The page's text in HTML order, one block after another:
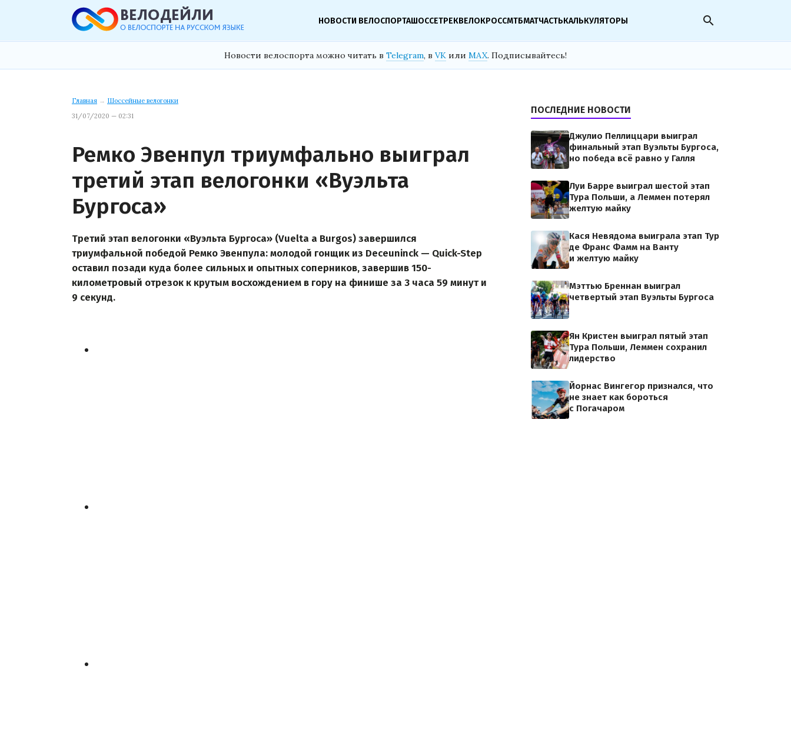
НОВОСТИ ВЕЛОСПОРТАШОССЕТРЕКВЕЛОКРОССМТБМАТЧАСТЬКАЛЬКУЛЯТОРЫ search
Новости велоспорта можно читать в Telegram, в VK или MAX. Подписывайтесь!
Главная → Шоссейные велогонки
31/07/2020 — 02:31
Ремко Эвенпул триумфально выиграл
третий этап велогонки «Вуэльта
Бургоса»
Третий этап велогонки «Вуэльта Бургоса» (Vuelta a Burgos) завершился
триумфальной победой Ремко Эвенпула: молодой гонщик из Deceuninck — Quick-Step
оставил позади куда более сильных и опытных соперников, завершив 150-
километровый отрезок к крутым восхождением в гору на финише за 3 часа 59 минут и
9 секунд.
ПОСЛЕДНИЕ НОВОСТИ
Джулио Пеллиццари выиграл
финальный этап Вуэльты Бургоса,
но победа всё равно у Галля
Луи Барре выиграл шестой этап
Тура Польши, а Леммен потерял
желтую майку
Кася Невядома выиграла этап Тур
де Франс Фамм на Ванту
и желтую майку
Мэттью Бреннан выиграл
четвертый этап Вуэльты Бургоса
Ян Кристен выиграл пятый этап
Тура Польши, Леммен сохранил
лидерство
Йорнас Вингегор признался, что
не знает как бороться
с Погачаром